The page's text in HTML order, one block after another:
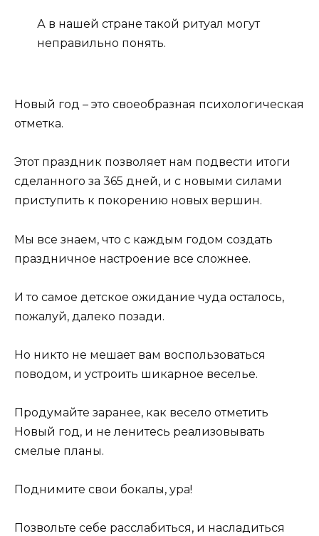
А в нашей стране такой ритуал могут
неправильно понять.
Новый год – это своеобразная психологическая
отметка.
Этот праздник позволяет нам подвести итоги
сделанного за 365 дней, и с новыми силами
приступить к покорению новых вершин.
Мы все знаем, что с каждым годом создать
праздничное настроение все сложнее.
И то самое детское ожидание чуда осталось,
пожалуй, далеко позади.
Но никто не мешает вам воспользоваться
поводом, и устроить шикарное веселье.
Продумайте заранее, как весело отметить
Новый год, и не ленитесь реализовывать
смелые планы.
Поднимите свои бокалы, ура!
Позвольте себе расслабиться, и насладиться